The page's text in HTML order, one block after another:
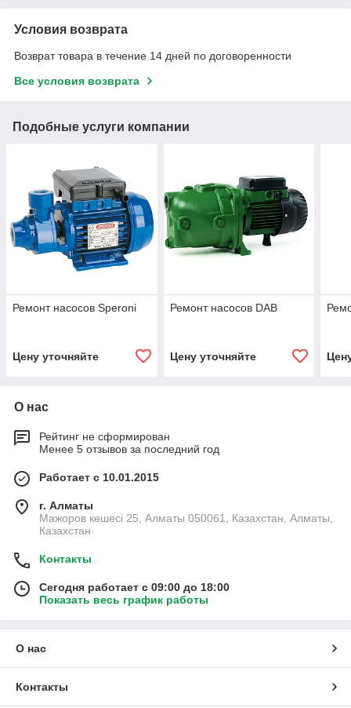
Условия возврата
Возврат товара в течение 14 дней по договоренности
Все условия возврата
Подобные услуги компании
Ремонт насосов Speroni
Цену уточняйте
Ремонт насосов DAB
Цену уточняйте
О нас
Рейтинг не сформирован
Менее 5 отзывов за последний год
Работает с 10.01.2015
г. Алматы
Мажоров көшесі 25, Алматы 050061, Казахстан, Алматы,
Казахстан
Контакты
Сегодня работает с 09:00 до 18:00
Показать весь график работы
О нас
Контакты